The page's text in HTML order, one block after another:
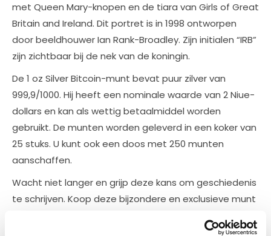
met Queen Mary-knopen en de tiara van Girls of Great
Britain and Ireland. Dit portret is in 1998 ontworpen
door beeldhouwer Ian Rank-Broadley. Zijn initialen “IRB”
zijn zichtbaar bij de nek van de koningin.
De 1 oz Silver Bitcoin-munt bevat puur zilver van
999,9/1000. Hij heeft een nominale waarde van 2 Niue-
dollars en kan als wettig betaalmiddel worden
gebruikt. De munten worden geleverd in een koker van
25 stuks. U kunt ook een doos met 250 munten
aanschaffen.
Wacht niet langer en grijp deze kans om geschiedenis
te schrijven. Koop deze bijzondere en exclusieve munt